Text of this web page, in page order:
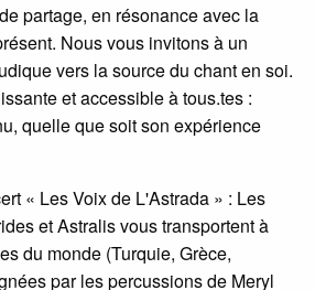
partage, en résonance avec la
Nous vous invitons à un
vers la source du chant en soi.
et accessible à tous.tes :
quelle que soit son expérience
« Les Voix de L'Astrada » : Les
et Astralis vous transportent à
du monde (Turquie, Grèce,
par les percussions de Meryl